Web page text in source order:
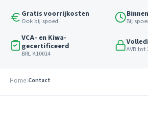
Gratis voorrijkosten
Ook bij spoed Bij
VCA- en Kiwa-
gecertificeerd
BRL K10014 AVB tot
Home Contact